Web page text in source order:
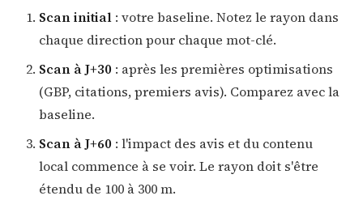
Scan initial : votre baseline. Notez le rayon dans
chaque direction pour chaque mot-clé.
Scan à J+30 : après les premières optimisations
(GBP, citations, premiers avis). Comparez avec la
baseline.
Scan à J+60 : l'impact des avis et du contenu
local commence à se voir. Le rayon doit s'être
étendu de 100 à 300 m.